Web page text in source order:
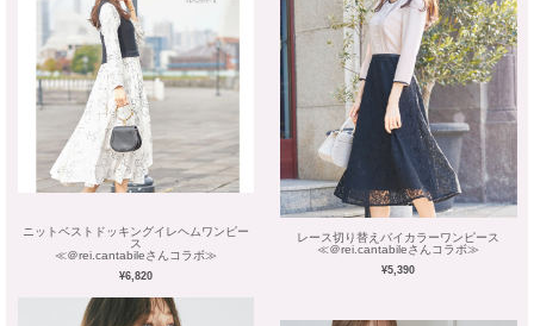
ニットベストドッキングイレヘムワンピー
ス
≪＠rei.cantabileさんコラボ≫
¥6,820
レース切り替えバイカラーワンピース
≪＠rei.cantabileさんコラボ≫
¥5,390